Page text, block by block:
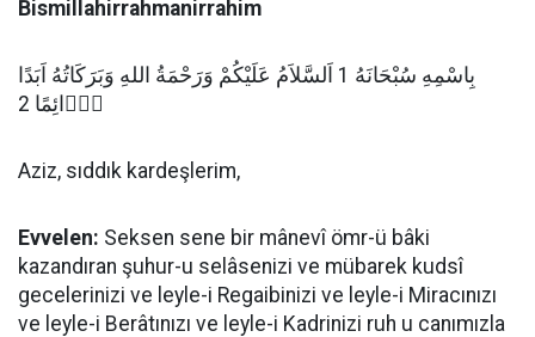
Bismillahirrahmanirrahim
بِاسْمِهِ سُبْحَانَهُ 1 اَلسَّلاَمُ عَلَيْكُمْ وَرَحْمَةُ اللهِ وَبَرَكَاتُهُ اَبَدًا
دَۤائِمًا 2
Aziz, sıddık kardeşlerim,
Evvelen: Seksen sene bir mânevî ömr-ü bâki
kazandıran şuhur-u selâsenizi ve mübarek kudsî
gecelerinizi ve leyle-i Regaibinizi ve leyle-i Miracınızı
ve leyle-i Berâtınızı ve leyle-i Kadrinizi ruh u canımızla